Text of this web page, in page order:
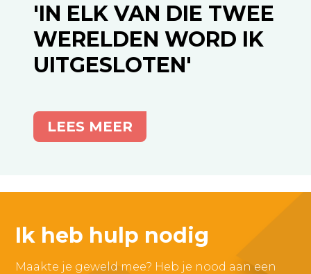
'IN ELK VAN DIE TWEE
WERELDEN WORD IK
UITGESLOTEN'
LEES MEER
Ik heb hulp nodig
Maakte je geweld mee? Heb je nood aan een